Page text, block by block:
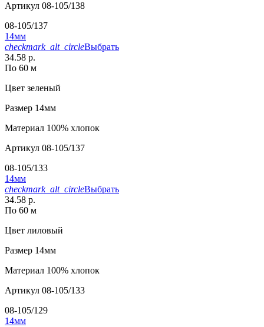
Артикул 08-105/138
08-105/137
14мм
checkmark_alt_circleВыбрать
34.58 р.
По 60 м
Цвет зеленый
Размер 14мм
Материал 100% хлопок
Артикул 08-105/137
08-105/133
14мм
checkmark_alt_circleВыбрать
34.58 р.
По 60 м
Цвет лиловый
Размер 14мм
Материал 100% хлопок
Артикул 08-105/133
08-105/129
14мм